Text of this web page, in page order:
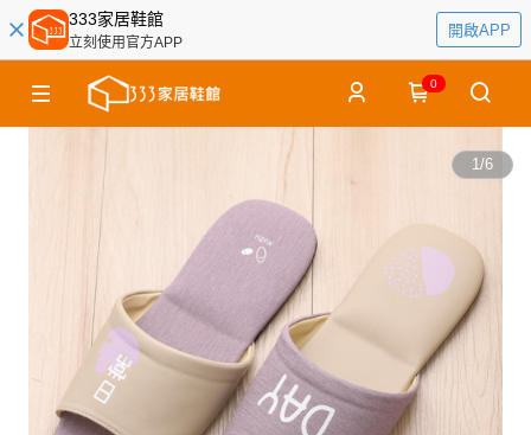
333家居鞋館
立刻使用官方APP
開啟APP
0
1/6